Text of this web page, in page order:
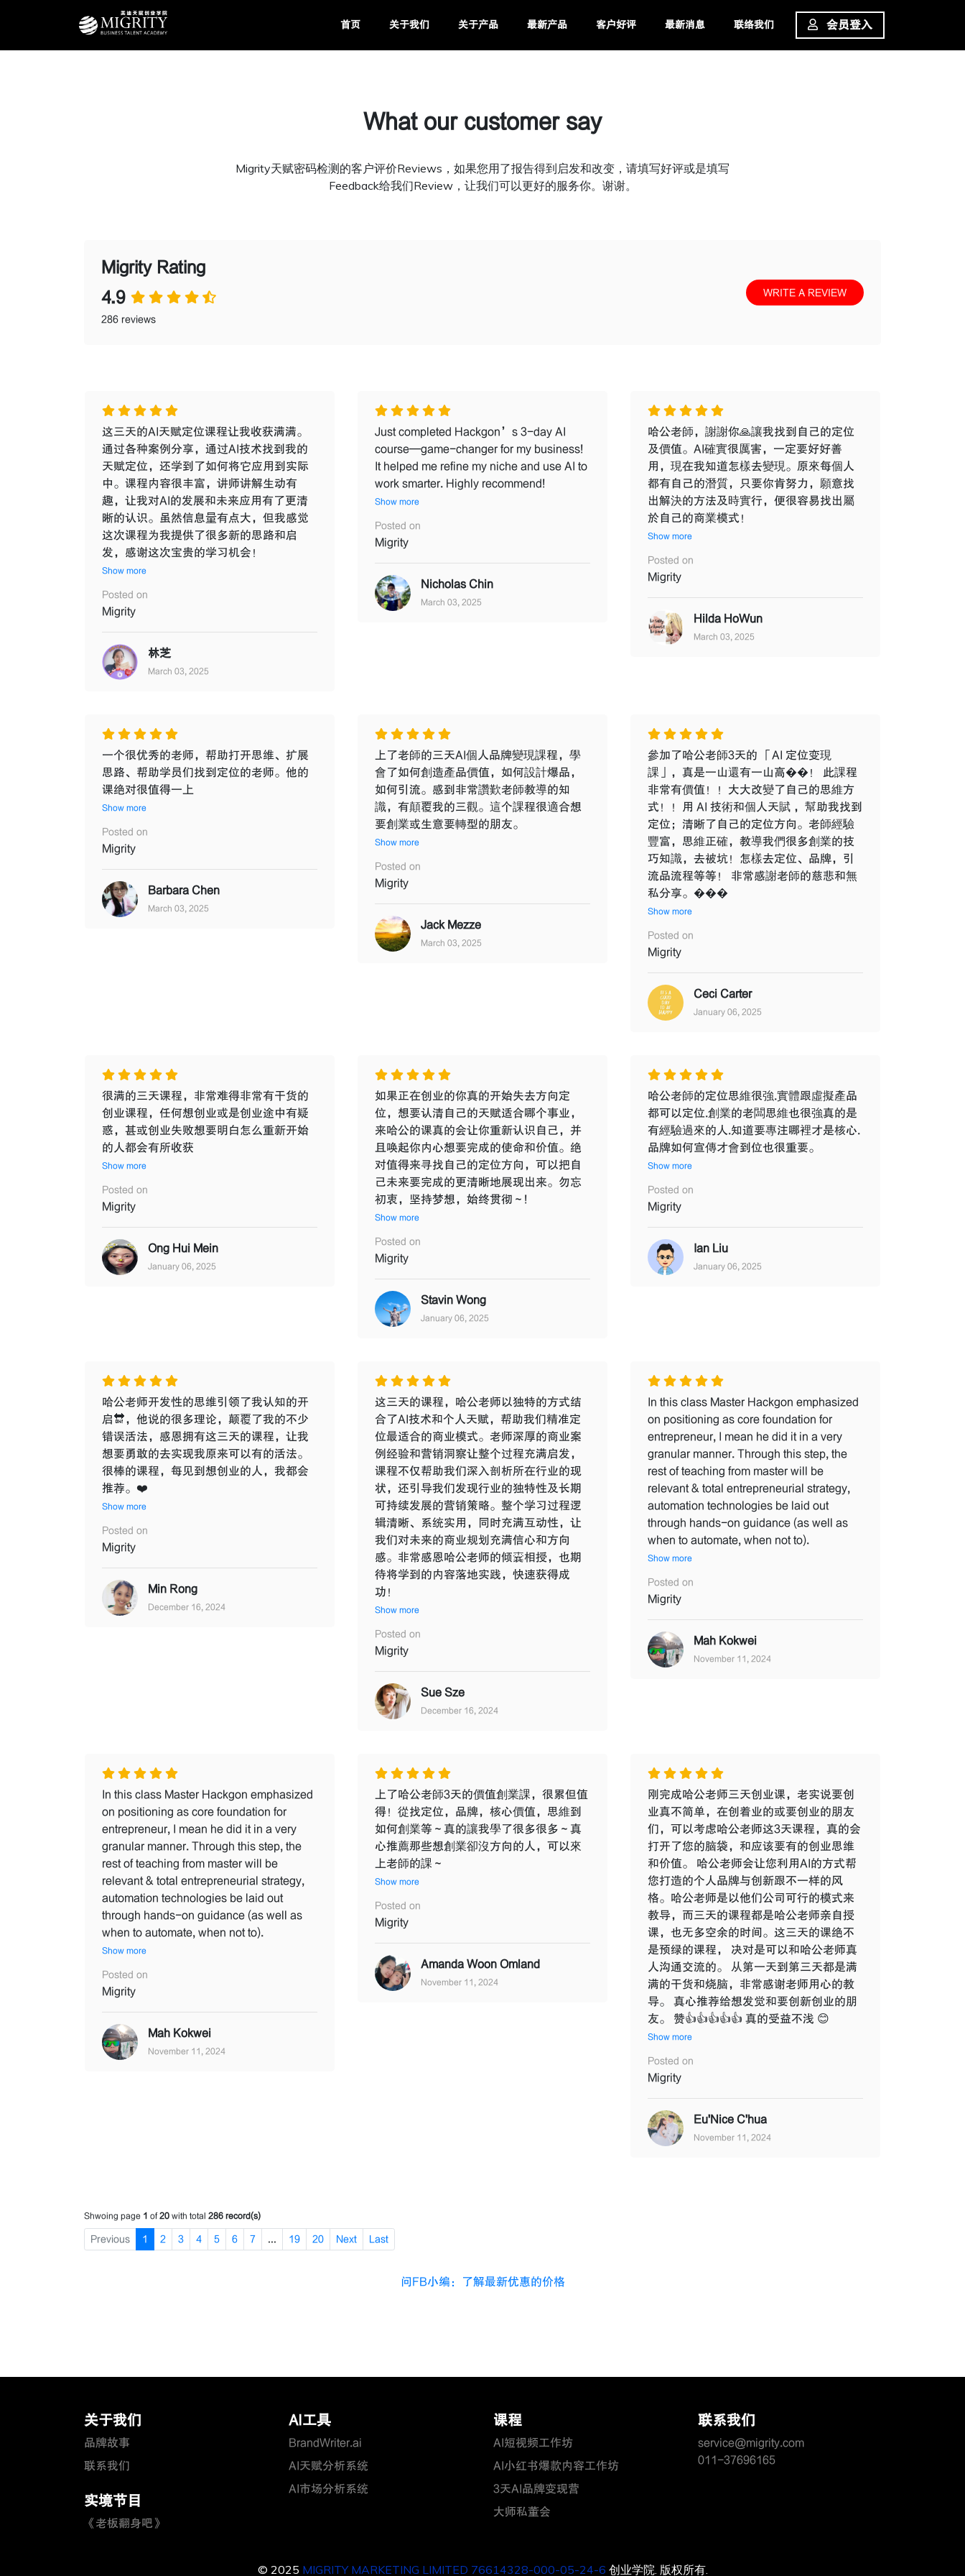
会员登入
首页 关于我们 关于产品 最新产品 客户好评 最新消息 联络我们
What our customer say
Migrity天赋密码检测的客户评价Reviews，如果您用了报告得到启发和改变，请填写好评或是填写
Feedback给我们Review，让我们可以更好的服务你。谢谢。
Migrity Rating
4.9
286 reviews
WRITE A REVIEW
这三天的AI天赋定位课程让我收获满满。
通过各种案例分享，通过AI技术找到我的
天赋定位，还学到了如何将它应用到实际
中。课程内容很丰富，讲师讲解生动有
趣，让我对AI的发展和未来应用有了更清
晰的认识。虽然信息量有点大，但我感觉
这次课程为我提供了很多新的思路和启
发，感谢这次宝贵的学习机会！
Show more
Posted on
Migrity
林芝
March 03, 2025
Just completed Hackgon’s 3-day AI
course—game-changer for my business!
It helped me refine my niche and use AI to
work smarter. Highly recommend!
Show more
Posted on
Migrity
Nicholas Chin
March 03, 2025
哈公老師，謝謝你🙏讓我找到自己的定位
及價值。AI確實很厲害，一定要好好善
用，現在我知道怎樣去變現。原來每個人
都有自己的潛質，只要你肯努力，願意找
出解決的方法及時實行，便很容易找出屬
於自己的商業模式！
Show more
Posted on
Migrity
Hilda HoWun
March 03, 2025
一个很优秀的老师，帮助打开思维、扩展
思路、帮助学员们找到定位的老师。他的
课绝对很值得一上
Show more
Posted on
Migrity
Barbara Chen
March 03, 2025
上了老師的三天AI個人品牌變現課程，學
會了如何創造產品價值，如何設計爆品，
如何引流。感到非常讚歎老師教導的知
識，有顛覆我的三觀。這个課程很適合想
要創業或生意要轉型的朋友。
Show more
Posted on
Migrity
Jack Mezze
March 03, 2025
參加了哈公老師3天的 「AI 定位变現
課」，真是一山還有一山高��！ 此課程
非常有價值！！大大改變了自己的思維方
式！！用 AI 技術和個人天賦 ，幫助我找到
定位；清晰了自己的定位方向。老師經驗
豐富，思維正確，教導我們很多創業的技
巧知識，去被坑！怎樣去定位、品牌，引
流品流程等等！ 非常感謝老師的慈悲和無
私分享。���
Show more
Posted on
Migrity
Ceci Carter
January 06, 2025
很满的三天课程，非常难得非常有干货的
创业课程，任何想创业或是创业途中有疑
惑，甚或创业失败想要明白怎么重新开始
的人都会有所收获
Show more
Posted on
Migrity
Ong Hui Mein
January 06, 2025
如果正在创业的你真的开始失去方向定
位，想要认清自己的天赋适合哪个事业，
来哈公的课真的会让你重新认识自己，并
且唤起你内心想要完成的使命和价值。绝
对值得来寻找自己的定位方向，可以把自
己未来要完成的更清晰地展现出来。勿忘
初衷，坚持梦想，始终贯彻～!
Show more
Posted on
Migrity
Stavin Wong
January 06, 2025
哈公老師的定位思維很強.實體跟虛擬產品
都可以定位.創業的老闆思維也很強真的是
有經驗過來的人.知道要專注哪裡才是核心.
品牌如何宣傳才會到位也很重要。
Show more
Posted on
Migrity
Ian Liu
January 06, 2025
哈公老师开发性的思维引领了我认知的开
启🔛，他说的很多理论，颠覆了我的不少
错误活法，感恩拥有这三天的课程，让我
想要勇敢的去实现我原来可以有的活法。
很棒的课程，每见到想创业的人，我都会
推荐。❤️
Show more
Posted on
Migrity
Min Rong
December 16, 2024
这三天的课程，哈公老师以独特的方式结
合了AI技术和个人天赋，帮助我们精准定
位最适合的商业模式。老师深厚的商业案
例经验和营销洞察让整个过程充满启发，
课程不仅帮助我们深入剖析所在行业的现
状，还引导我们发现行业的独特性及长期
可持续发展的营销策略。整个学习过程逻
辑清晰、系统实用，同时充满互动性，让
我们对未来的商业规划充满信心和方向
感。非常感恩哈公老师的倾囊相授，也期
待将学到的内容落地实践，快速获得成
功！
Show more
Posted on
Migrity
Sue Sze
December 16, 2024
In this class Master Hackgon emphasized
on positioning as core foundation for
entrepreneur, I mean he did it in a very
granular manner. Through this step, the
rest of teaching from master will be
relevant & total entrepreneurial strategy,
automation technologies be laid out
through hands-on guidance (as well as
when to automate, when not to).
Show more
Posted on
Migrity
Mah Kokwei
November 11, 2024
In this class Master Hackgon emphasized
on positioning as core foundation for
entrepreneur, I mean he did it in a very
granular manner. Through this step, the
rest of teaching from master will be
relevant & total entrepreneurial strategy,
automation technologies be laid out
through hands-on guidance (as well as
when to automate, when not to).
Show more
Posted on
Migrity
Mah Kokwei
November 11, 2024
上了哈公老師3天的價值創業課，很累但值
得！從找定位，品牌，核心價值，思維到
如何創業等～真的讓我學了很多很多～真
心推薦那些想創業卻沒方向的人，可以來
上老師的課～
Show more
Posted on
Migrity
Amanda Woon Omland
November 11, 2024
刚完成哈公老师三天创业课，老实说要创
业真不简单，在创着业的或要创业的朋友
们，可以考虑哈公老师这3天课程，真的会
打开了您的脑袋，和应该要有的创业思维
和价值。 哈公老师会让您利用AI的方式帮
您打造的个人品牌与创新跟不一样的风
格。哈公老师是以他们公司可行的模式来
教导，而三天的课程都是哈公老师亲自授
课，也无多空余的时间。这三天的课绝不
是预绿的课程， 决对是可以和哈公老师真
人沟通交流的。 从第一天到第三天都是满
满的干货和烧脑，非常感谢老师用心的教
导。 真心推荐给想发觉和要创新创业的朋
友。 赞👍👍👍👍👍 真的受益不浅 😊
Show more
Posted on
Migrity
Eu'Nice C'hua
November 11, 2024
Shwoing page 1 of20 with total 286 record(s)
Previous 1 2 3 4 5 6 7 ... 19 20 Next Last
问FB小编：了解最新优惠的价格
关于我们
品牌故事
联系我们
实境节目
《老板翻身吧》
AI工具
BrandWriter.ai
AI天赋分析系统
AI市场分析系统
课程
AI短视频工作坊
AI小红书爆款内容工作坊
3天AI品牌变现营
大师私董会
联系我们
service@migrity.com
011-37696165
© 2025 MIGRITY MARKETING LIMITED 76614328-000-05-24-6 创业学院. 版权所有.